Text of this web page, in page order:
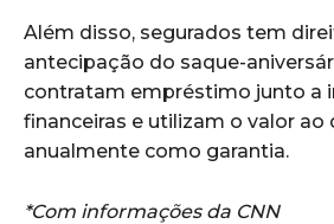
Além disso, segurados tem
antecipação do saque-
contratam empréstimo junto a
financeiras e utilizam o valor
anualmente como garantia.
*Com informações da CNN